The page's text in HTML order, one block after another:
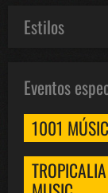
Estilos
Eventos
1001